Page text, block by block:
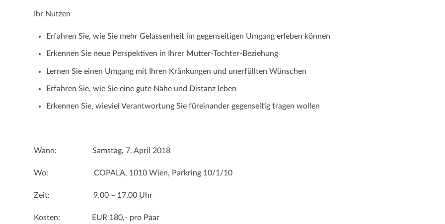
Ihr Nutzen
Erfahren Sie, wie Sie mehr Gelassenheit im gegenseitigen Umgang erleben können
Erkennen Sie neue Perspektiven in Ihrer Mutter-Tochter-Beziehung
Lernen Sie einen Umgang mit Ihren Kränkungen und unerfüllten Wünschen
Erfahren Sie, wie Sie eine gute Nähe und Distanz leben
Erkennen Sie, wieviel Verantwortung Sie füreinander gegenseitig tragen wollen
Wann: Samstag, 7. April 2018
Wo: COPALA, 1010 Wien, Parkring 10/1/10
Zeit: 9.00 – 17.00 Uhr
Kosten: EUR 180,- pro Paar